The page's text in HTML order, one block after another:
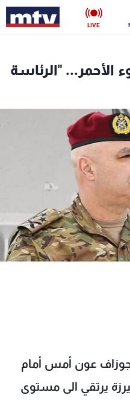
LIVE
الأحمر... "الرئاسة
جوزاف عون أمس أمام
يرتقي الى مستوى
ناس
فن
رياضة